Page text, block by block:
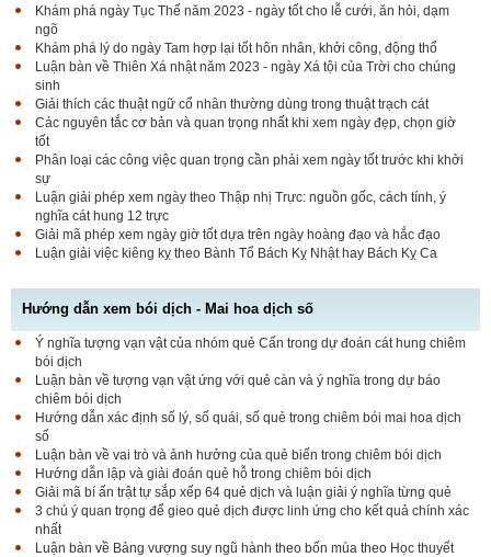
Khám phá ngày Tục Thế năm 2023 - ngày tốt cho lễ cưới, ăn hỏi, dạm
ngõ
Khám phá lý do ngày Tam hợp lại tốt hôn nhân, khởi công, động thổ
Luận bàn về Thiên Xá nhật năm 2023 - ngày Xá tội của Trời cho chúng
sinh
Giải thích các thuật ngữ cổ nhân thường dùng trong thuật trạch cát
Các nguyên tắc cơ bản và quan trọng nhất khi xem ngày đẹp, chọn giờ
tốt
Phân loại các công việc quan trọng cần phải xem ngày tốt trước khi khởi
sự
Luận giải phép xem ngày theo Thập nhị Trực: nguồn gốc, cách tính, ý
nghĩa cát hung 12 trực
Giải mã phép xem ngày giờ tốt dựa trên ngày hoàng đạo và hắc đạo
Luận giải việc kiêng kỵ theo Bành Tổ Bách Kỵ Nhật hay Bách Kỵ Ca
Hướng dẫn xem bói dịch - Mai hoa dịch số
Ý nghĩa tượng vạn vật của nhóm quẻ Cấn trong dự đoán cát hung chiêm
bói dịch
Luận bàn về tượng vạn vật ứng với quẻ càn và ý nghĩa trong dự báo
chiêm bói dịch
Hướng dẫn xác định số lý, số quái, số quẻ trong chiêm bói mai hoa dịch
số
Luận bàn về vai trò và ảnh hưởng của quẻ biến trong chiêm bói dịch
Hướng dẫn lập và giải đoán quẻ hỗ trong chiêm bói dịch
Giải mã bí ấn trật tự sắp xếp 64 quẻ dịch và luận giải ý nghĩa từng quẻ
3 chú ý quan trọng để gieo quẻ dịch được linh ứng cho kết quả chính xác
nhất
Luận bàn về Bảng vượng suy ngũ hành theo bốn mùa theo Học thuyết